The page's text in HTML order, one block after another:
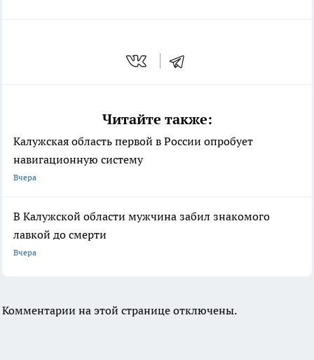
Читайте также:
Калужская область первой в России опробует
навигационную систему
Вчера
В Калужской области мужчина забил знакомого
лавкой до смерти
Вчера
Комментарии на этой странице отключены.